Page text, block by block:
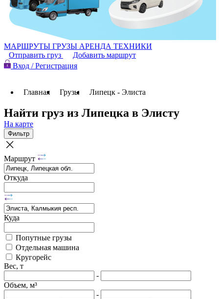
МАРШРУТЫ ГРУЗЫ АРЕНДА ТЕХНИКИ
Отправить груз
Добавить маршрут
Вход / Регистрация
Главная Грузы Липецк - Элиста
Найти груз из Липецка в Элисту
На карте
Фильтр
Маршрут
Откуда
Куда
Попутные грузы
Отдельная машина
Кругорейс
Вес, т
-
Объем, м³
-